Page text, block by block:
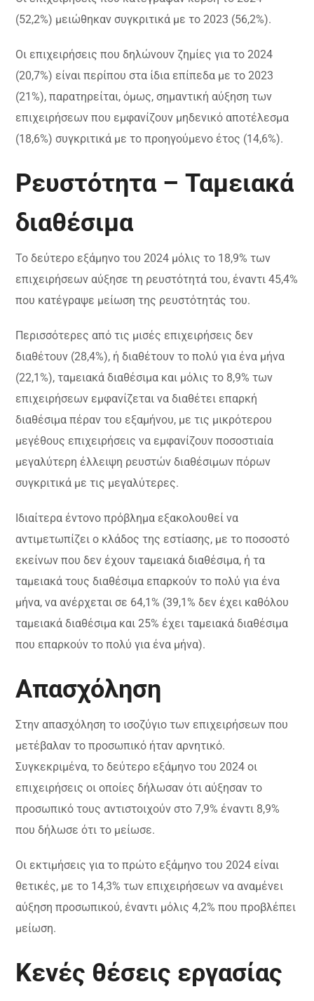
(52,2%) μειώθηκαν συγκριτικά με το 2023 (56,2%).
Οι επιχειρήσεις που δηλώνουν ζημίες για το 2024
(20,7%) είναι περίπου στα ίδια επίπεδα με το 2023
(21%), παρατηρείται, όμως, σημαντική αύξηση των
επιχειρήσεων που εμφανίζουν μηδενικό αποτέλεσμα
(18,6%) συγκριτικά με το προηγούμενο έτος (14,6%).
Ρευστότητα – Ταμειακά
διαθέσιμα
Το δεύτερο εξάμηνο του 2024 μόλις το 18,9% των
επιχειρήσεων αύξησε τη ρευστότητά του, έναντι 45,4%
που κατέγραψε μείωση της ρευστότητάς του.
Περισσότερες από τις μισές επιχειρήσεις δεν
διαθέτουν (28,4%), ή διαθέτουν το πολύ για ένα μήνα
(22,1%), ταμειακά διαθέσιμα και μόλις το 8,9% των
επιχειρήσεων εμφανίζεται να διαθέτει επαρκή
διαθέσιμα πέραν του εξαμήνου, με τις μικρότερου
μεγέθους επιχειρήσεις να εμφανίζουν ποσοστιαία
μεγαλύτερη έλλειψη ρευστών διαθέσιμων πόρων
συγκριτικά με τις μεγαλύτερες.
Ιδιαίτερα έντονο πρόβλημα εξακολουθεί να
αντιμετωπίζει ο κλάδος της εστίασης, με το ποσοστό
εκείνων που δεν έχουν ταμειακά διαθέσιμα, ή τα
ταμειακά τους διαθέσιμα επαρκούν το πολύ για ένα
μήνα, να ανέρχεται σε 64,1% (39,1% δεν έχει καθόλου
ταμειακά διαθέσιμα και 25% έχει ταμειακά διαθέσιμα
που επαρκούν το πολύ για ένα μήνα).
Απασχόληση
Στην απασχόληση το ισοζύγιο των επιχειρήσεων που
μετέβαλαν το προσωπικό ήταν αρνητικό.
Συγκεκριμένα, το δεύτερο εξάμηνο του 2024 οι
επιχειρήσεις οι οποίες δήλωσαν ότι αύξησαν το
προσωπικό τους αντιστοιχούν στο 7,9% έναντι 8,9%
που δήλωσε ότι το μείωσε.
Οι εκτιμήσεις για το πρώτο εξάμηνο του 2024 είναι
θετικές, με το 14,3% των επιχειρήσεων να αναμένει
αύξηση προσωπικού, έναντι μόλις 4,2% που προβλέπει
μείωση.
Κενές θέσεις εργασίας